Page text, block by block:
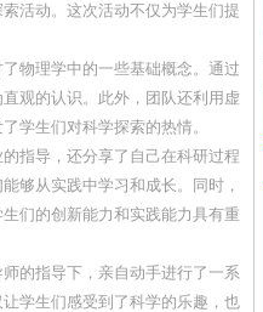
活动。这次活动不仅为学生们提
物理学中的一些基础概念。通过
观的认识。此外，团队还利用虚
学生们对科学探索的热情。
指导，还分享了自己在科研过程
够从实践中学习和成长。同时，
们的创新能力和实践能力具有重
的指导下，亲自动手进行了一系
学生们感受到了科学的乐趣，也